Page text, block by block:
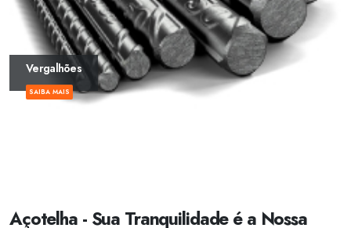
Vergalhões
SAIBA MAIS
Açotelha - Sua Tranquilidade é a Nossa